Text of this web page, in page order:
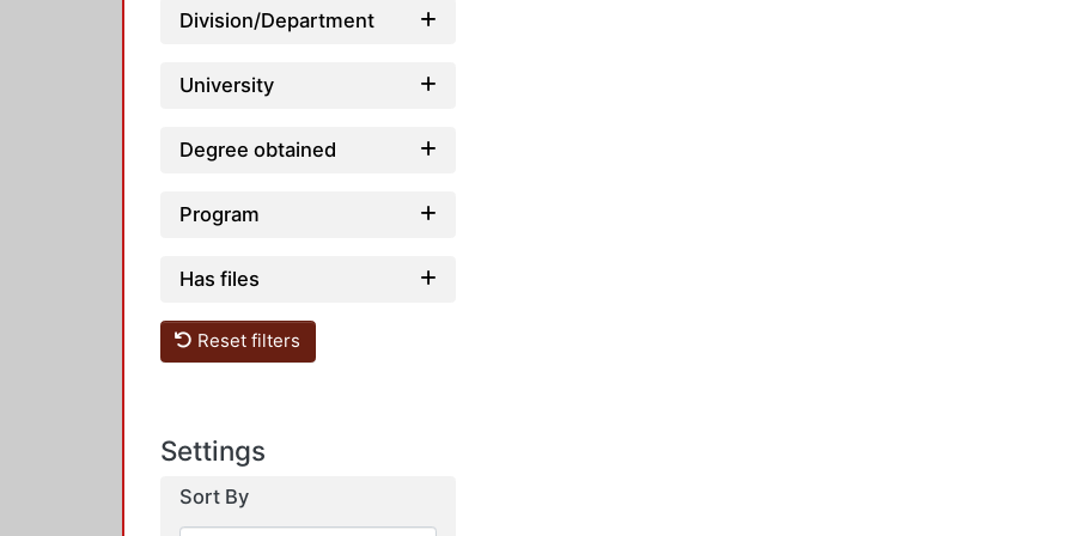
Division/Department
University
Degree obtained
Program
Has files
Reset filters
Settings
Sort By